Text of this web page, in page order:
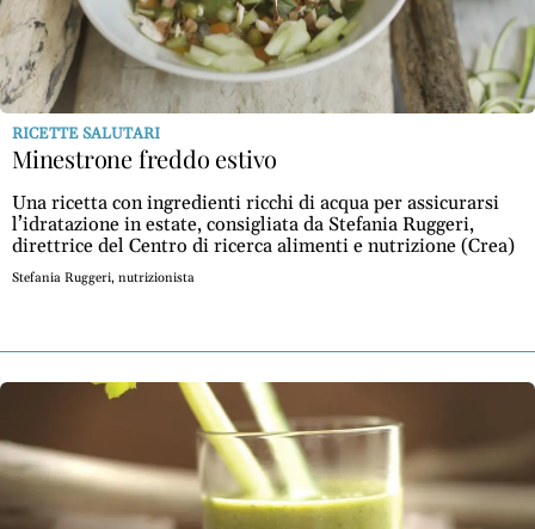
RICETTE SALUTARI
Minestrone freddo estivo
Una ricetta con ingredienti ricchi di acqua per assicurarsi
l’idratazione in estate, consigliata da Stefania Ruggeri,
direttrice del Centro di ricerca alimenti e nutrizione (Crea)
Stefania Ruggeri, nutrizionista